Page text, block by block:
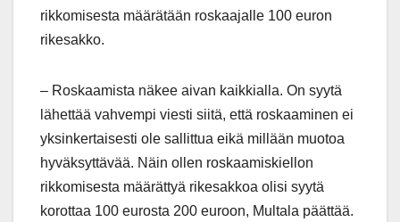
rikkomisesta määrätään roskaajalle 100 euron
rikesakko.
– Roskaamista näkee aivan kaikkialla. On syytä
lähettää vahvempi viesti siitä, että roskaaminen ei
yksinkertaisesti ole sallittua eikä millään muotoa
hyväksyttävää. Näin ollen roskaamiskiellon
rikkomisesta määrättyä rikesakkoa olisi syytä
korottaa 100 eurosta 200 euroon, Multala päättää.